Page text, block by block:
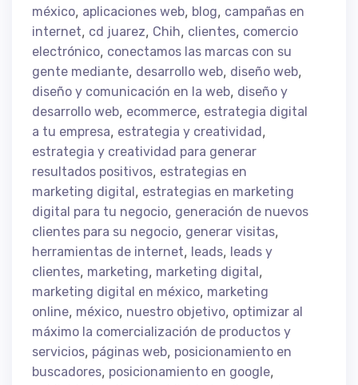
méxico, aplicaciones web, blog, campañas en
internet, cd juarez, Chih, clientes, comercio
electrónico, conectamos las marcas con su
gente mediante, desarrollo web, diseño web,
diseño y comunicación en la web, diseño y
desarrollo web, ecommerce, estrategia digital
a tu empresa, estrategia y creatividad,
estrategia y creatividad para generar
resultados positivos, estrategias en
marketing digital, estrategias en marketing
digital para tu negocio, generación de nuevos
clientes para su negocio, generar visitas,
herramientas de internet, leads, leads y
clientes, marketing, marketing digital,
marketing digital en méxico, marketing
online, méxico, nuestro objetivo, optimizar al
máximo la comercialización de productos y
servicios, páginas web, posicionamiento en
buscadores, posicionamiento en google,